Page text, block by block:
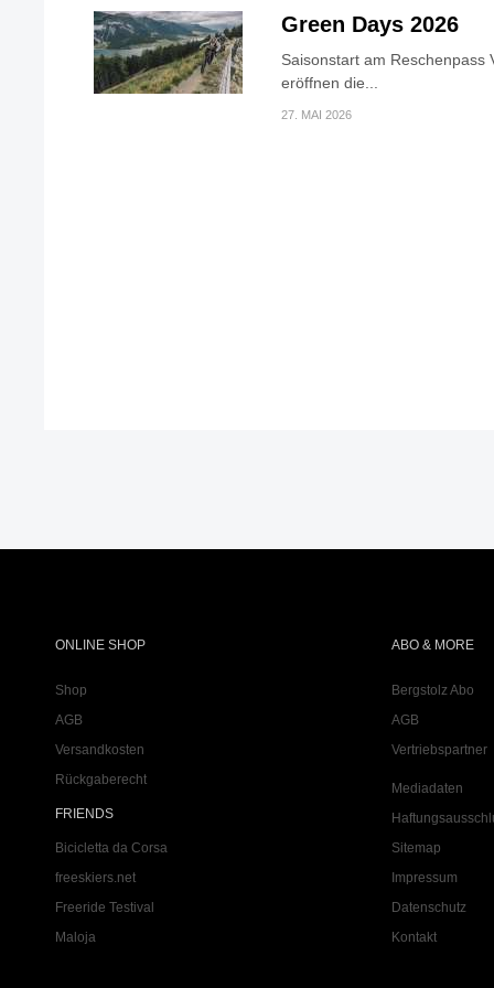
Green Days 2026
Saisonstart am Reschenpass
eröffnen die...
27. MAI 2026
ONLINE SHOP
Shop
AGB
Versandkosten
Rückgaberecht
FRIENDS
Bicicletta da Corsa
freeskiers.net
Freeride Testival
Maloja
ABO & MORE
Bergstolz Abo
AGB
Vertriebspartner
Mediadaten
Sitemap
Impressum
Datenschutz
Kontakt